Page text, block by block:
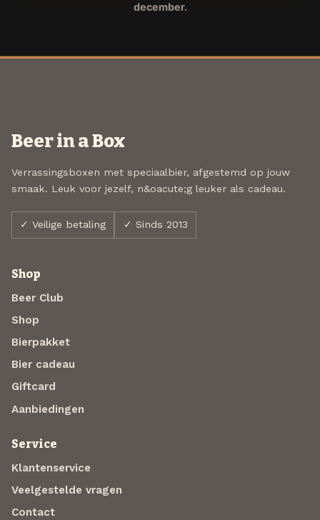
december.
Beer in a Box
Verrassingsboxen met speciaalbier, afgestemd op jouw
smaak. Leuk voor jezelf, n&oacute;g leuker als cadeau.
✓ Veilige betaling ✓ Sinds 2013
Shop
Beer Club
Shop
Bierpakket
Bier cadeau
Giftcard
Aanbiedingen
Service
Klantenservice
Veelgestelde vragen
Contact